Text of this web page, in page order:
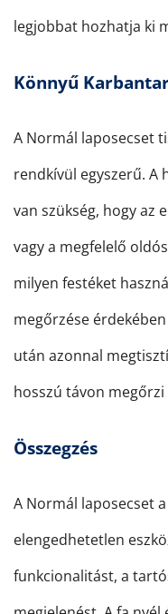
legjobbat hozhatja ki
Könnyű
A Normál laposecset
rendkívül egyszerű. A
van szükség, hogy az
vagy a megfelelő
milyen festéket
megőrzése
után azonnal
hosszú távon
Összegzés
A Normál laposecset
elengedhetetlen
funkcionalitást, a